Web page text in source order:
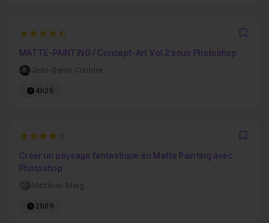
4.375
MATTE-PAINTING / Concept-Art Vol.2 sous Photoshop
Jean-Denis Coindre
4h25
4
Créer un paysage fantastique en Matte Painting avec
Photoshop
Matthieu Meig
2h09